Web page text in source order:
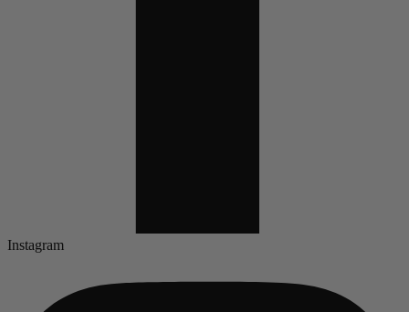
Instagram